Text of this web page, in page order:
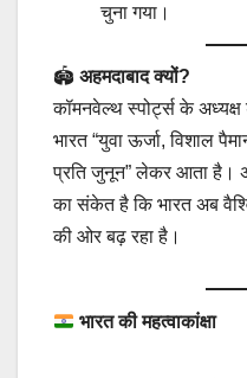
चुना गया।
🏟 अहमदाबाद क्यों?
कॉमनवेल्थ स्पोर्ट्स के
भारत “युवा ऊर्जा, विशाल
प्रति जुनून” लेकर आता है।
का संकेत है कि भारत अब
की ओर बढ़ रहा है।
भारत की महत्वाकांक्षा